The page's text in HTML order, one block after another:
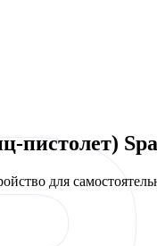
пистолет)
для